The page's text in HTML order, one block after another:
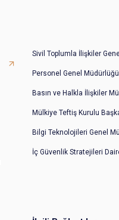
Sivil Toplumla İlişkiler
Personel Genel Müdürlüğü
Basın ve Halkla İlişkiler
Mülkiye Teftiş Kurulu
Bilgi Teknolojileri Genel
İç Güvenlik Stratejileri